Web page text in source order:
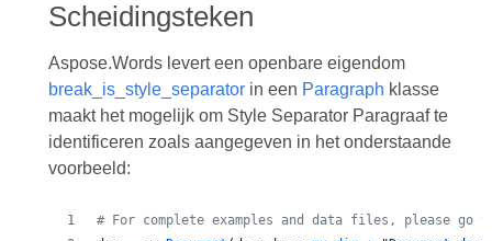
Scheidingsteken
Aspose.Words levert een openbare eigendom
break_is_style_separatorin een Paragraph klasse
maakt het mogelijk om Style Separator Paragraaf te
identificeren zoals aangegeven in het onderstaande
voorbeeld:
# For complete examples and data files, please go